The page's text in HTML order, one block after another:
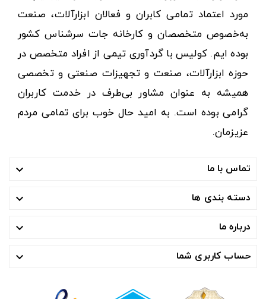
مورد اعتماد تمامی کابران و فعالان ابزارآلات، صنعت
به‌خصوص متخصصان و کارخانه جات سرشناس کشور
بوده ایم. کولیس با گردآوری تیمی از افراد متخصص در
حوزه ابزارآلات، صنعت و تجهیزات صنعتی و تخصصی
همیشه به عنوان مشاور بی‌طرف در خدمت کاربران
گرامی بوده است. به امید حال خوب برای تمامی مردم
عزیزمان.
تماس با ما 
دسته بندی ها 
درباره ما 
حساب کاربری شما 